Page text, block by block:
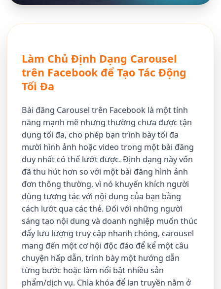
Làm Chủ Định Dạng Carousel
trên Facebook để Tạo Tác Động
Tối Đa
Bài đăng Carousel trên Facebook là một tính
năng mạnh mẽ nhưng thường chưa được tận
dụng tối đa, cho phép bạn trình bày tối đa
mười hình ảnh hoặc video trong một bài đăng
duy nhất có thể lướt được. Định dạng này vốn
đã thu hút hơn so với một bài đăng hình ảnh
đơn thông thường, vì nó khuyến khích người
dùng tương tác với nội dung của bạn bằng
cách lướt qua các thẻ. Đối với những người
sáng tạo nội dung và doanh nghiệp muốn thúc
đẩy lưu lượng truy cập nhanh chóng, carousel
mang đến một cơ hội độc đáo để kể một câu
chuyện hấp dẫn, trình bày một hướng dẫn
từng bước hoặc làm nổi bật nhiều sản
phẩm/dịch vụ. Chìa khóa để lan truyền nằm ở